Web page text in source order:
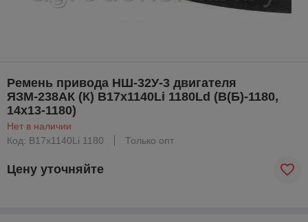
Ремень привода НШ-32У-3 двигателя
ЯЗМ-238АК (К) B17х1140Li 1180Ld (B(Б)-1180,
14х13-1180)
Нет в наличии
Код: B17х1140Li 1180
Только опт
Цену уточняйте